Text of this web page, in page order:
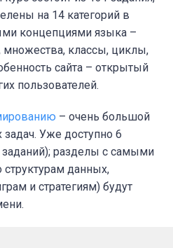
на 14 категорий в
концепциями языка –
множества, классы, циклы,
сайта – открытый
пользователей.
– очень большой
Уже доступно 6
разделы с самыми
данных,
и стратегиям) будут